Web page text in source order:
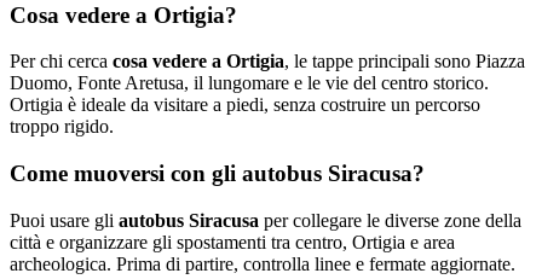
Cosa vedere a Ortigia?
Per chi cerca cosa vedere a Ortigia, le tappe principali sono Piazza
Duomo, Fonte Aretusa, il lungomare e le vie del centro storico.
Ortigia è ideale da visitare a piedi, senza costruire un percorso
troppo rigido.
Come muoversi con gli autobus Siracusa?
Puoi usare gli autobus Siracusa per collegare le diverse zone della
città e organizzare gli spostamenti tra centro, Ortigia e area
archeologica. Prima di partire, controlla linee e fermate aggiornate.